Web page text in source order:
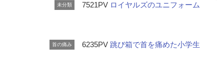
未分類 7521PV ロイヤルズのユニフォーム
首の痛み 6235PV 跳び箱で首を痛めた小学生